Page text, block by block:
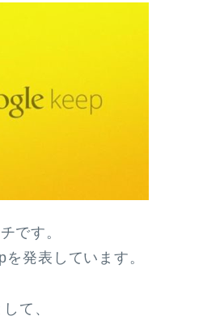
です。
発表しています。
て、